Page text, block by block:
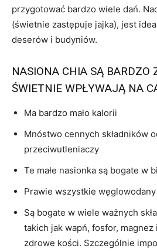
przygotować bardzo wiele dań.
(świetnie zastępuje jajka), jest
deserów i budyniów.
NASIONA CHIA SĄ BARDZO
ŚWIETNIE WPŁYWAJĄ NA
Ma bardzo mało kalorii
Mnóstwo cennych składników
przeciwutleniaczy
Te małe nasionka są bogate w
Prawie wszystkie węglowodany
Są bogate w wiele ważnych
takich jak wapń, fosfor, magnez
zdrowe kości. Szczególnie